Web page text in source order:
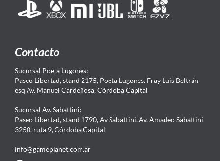
Contacto
Sucursal Poeta Lugones:
Paseo Libertad, stand 2175, Poeta Lugones. Fray Luis Beltrán
esq Av. Manuel Cardeñosa, Córdoba Capital
Sucursal Av. Sabattini:
Paseo Libertad, stand 1790, Av Sabattini. Av. Amadeo Sabattini
3250, ruta 9, Córdoba Capital
info@gameplanet.com.ar